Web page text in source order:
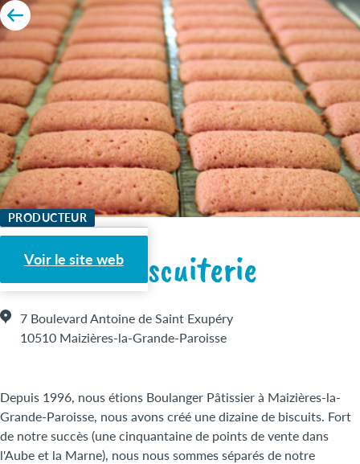
PRODUCTEUR
Voir le site web
La Petite Biscuiterie
7 Boulevard Antoine de Saint Exupéry
10510 Maizières-la-Grande-Paroisse
Depuis 1996, nous étions Boulanger Pâtissier à Maizières-la-
Grande-Paroisse, nous avons créé une dizaine de biscuits. Fort
de notre succès (une cinquantaine de points de vente dans
l'Aube et la Marne), nous nous sommes séparés de notre